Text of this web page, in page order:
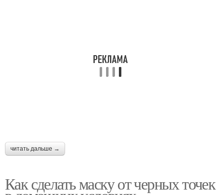
Черная маска
Маска против черных
читать дальше →
Как сделать маску от черных точек